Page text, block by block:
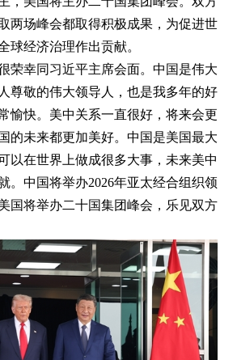
两场峰会都取得积极成果，为促进世
球经济治理作出贡献。
荣幸同习近平主席会面。中国是伟大
尊敬的伟大领导人，也是我多年的好
愉快。美中关系一直很好，将来会更
的未来都更加美好。中国是美国最大
以在世界上做成很多大事，未来美中
。中国将举办2026年亚太经合组织领
国将举办二十国集团峰会，乐见双方